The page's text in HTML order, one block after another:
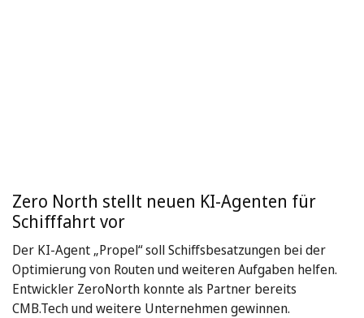
Zero North stellt neuen KI-Agenten für
Schifffahrt vor
Der KI-Agent „Propel“ soll Schiffsbesatzungen bei der
Optimierung von Routen und weiteren Aufgaben helfen.
Entwickler ZeroNorth konnte als Partner bereits
CMB.Tech und weitere Unternehmen gewinnen.